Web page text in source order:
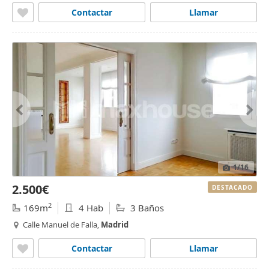
Llamar
Contactar
1/16
2.500€
169m2 4 Hab 3 Baños
Calle Manuel de Falla, Madrid
Llamar
Contactar
DESTACADO